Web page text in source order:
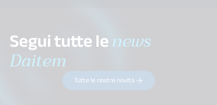
Segui tutte lenews
Daitem
Tutte le nostre novità